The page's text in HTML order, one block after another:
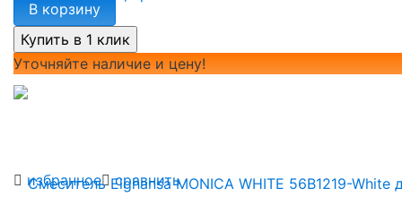
избранное сравнить
В корзину
Уточняйте наличие и цену!